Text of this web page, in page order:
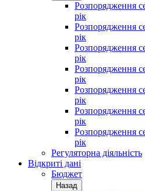
Розпорядження
рік
Розпорядження
рік
Розпорядження
рік
Розпорядження
рік
Розпорядження
рік
Розпорядження
рік
Розпорядження
рік
Регуляторна діяльність
Відкриті дані
Бюджет
Назад